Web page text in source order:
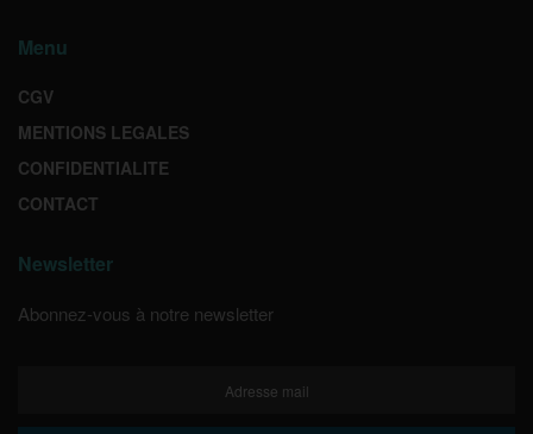
Menu
CGV
MENTIONS LEGALES
CONFIDENTIALITE
CONTACT
Newsletter
Abonnez-vous à notre newsletter